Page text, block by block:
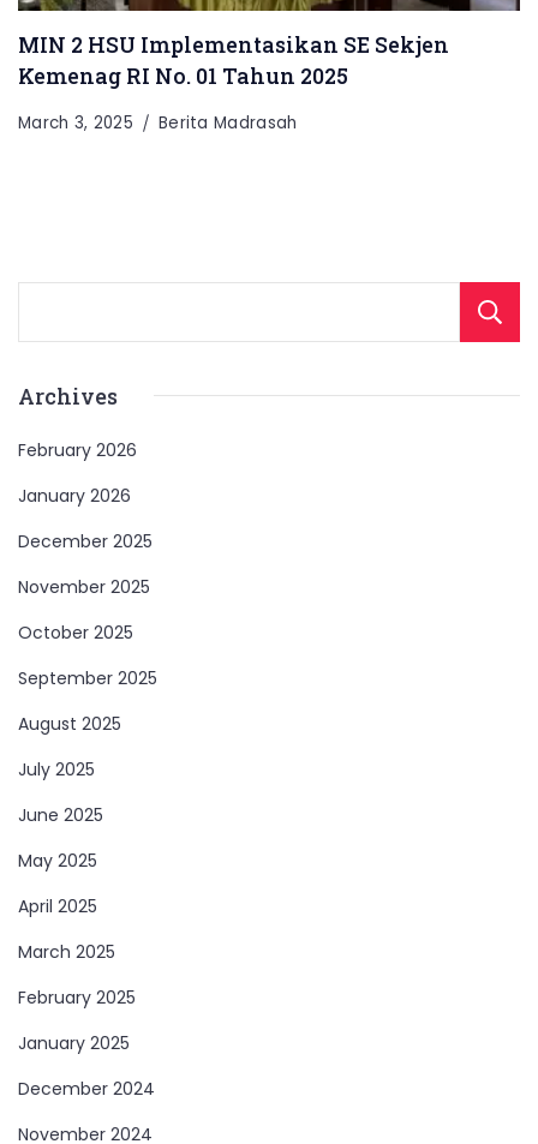
MIN 2 HSU Implementasikan SE Sekjen
Kemenag RI No. 01 Tahun 2025
March 3, 2025 Berita Madrasah
Archives
February 2026
January 2026
December 2025
November 2025
October 2025
September 2025
August 2025
July 2025
June 2025
May 2025
April 2025
March 2025
February 2025
January 2025
December 2024
November 2024